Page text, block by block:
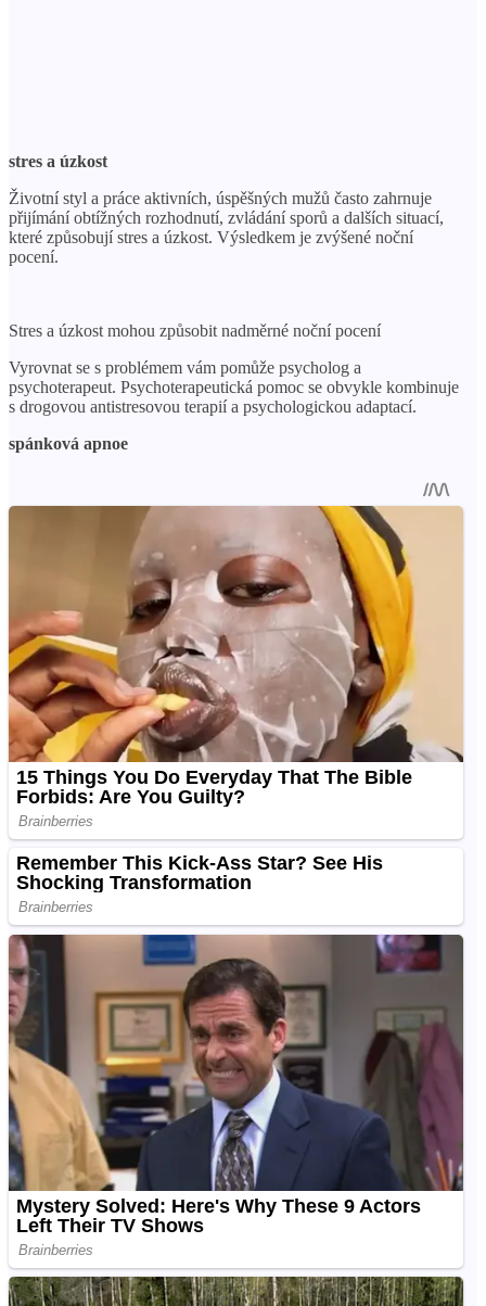
stres a úzkost
Životní styl a práce aktivních, úspěšných mužů často zahrnuje
přijímání obtížných rozhodnutí, zvládání sporů a dalších situací,
které způsobují stres a úzkost. Výsledkem je zvýšené noční
pocení.
Stres a úzkost mohou způsobit nadměrné noční pocení
Vyrovnat se s problémem vám pomůže psycholog a
psychoterapeut. Psychoterapeutická pomoc se obvykle kombinuje
s drogovou antistresovou terapií a psychologickou adaptací.
spánková apnoe